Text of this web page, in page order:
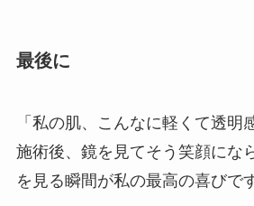
最後に
「私の肌、こんなに軽くて透明
施術後、鏡を見てそう笑顔にな
を見る瞬間が私の最高の喜びで